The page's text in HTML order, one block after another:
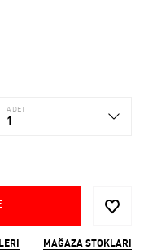
ADET
1
MAĞAZA STOKLARI